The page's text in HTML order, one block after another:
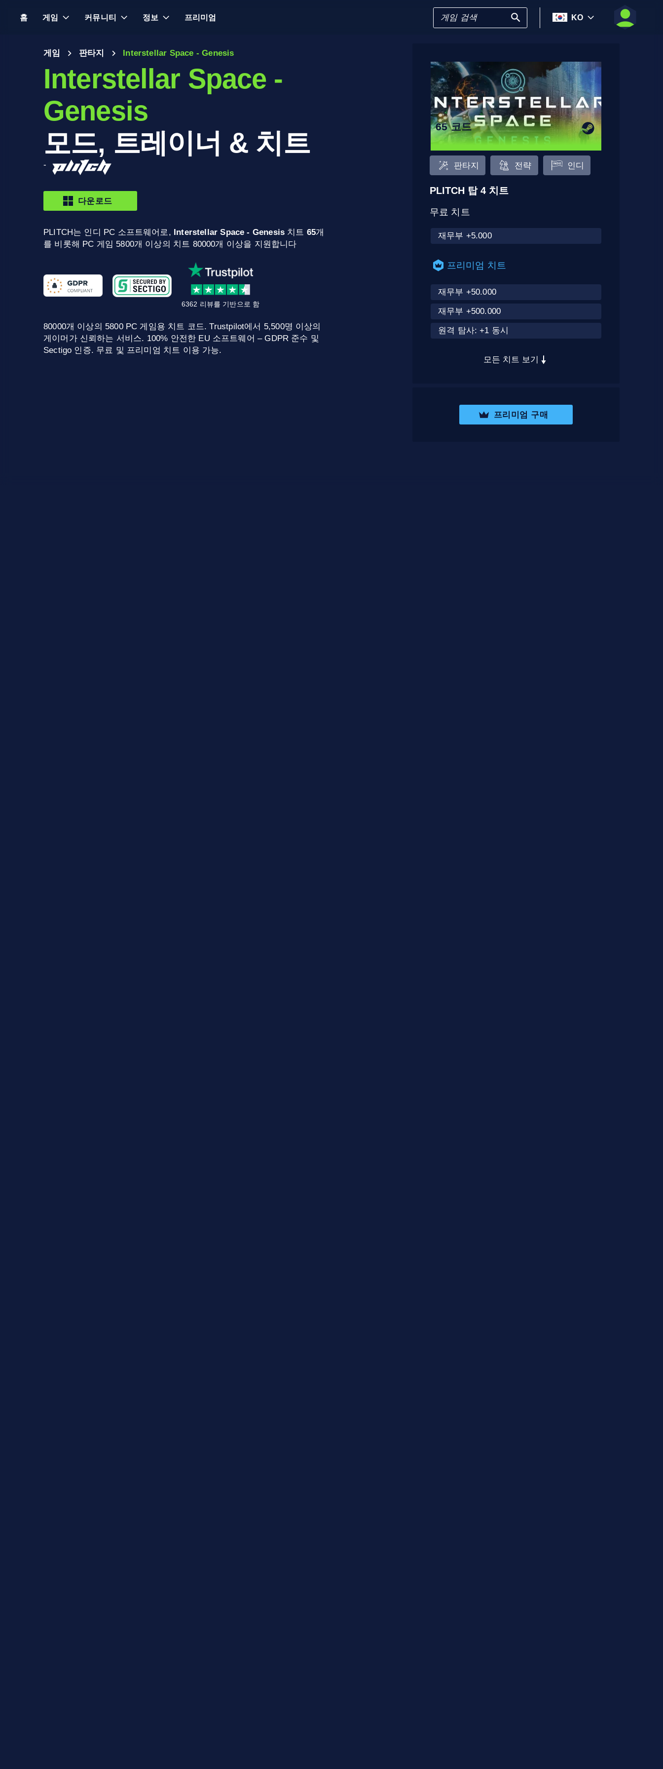
홈 게임 커뮤니티 정보 프리미엄 KO
게임 판타지 Interstellar Space - Genesis
Interstellar Space -
Genesis
모드, 트레이너 & 치트
-
다운로드
PLITCH는 인디 PC 소프트웨어로, Interstellar Space - Genesis 치트 65개
를 비롯해 PC 게임 5800개 이상의 치트 80000개 이상을 지원합니다
6362 리뷰를 기반으로 함
80000개 이상의 5800 PC 게임용 치트 코드. Trustpilot에서 5,500명 이상의
게이머가 신뢰하는 서비스. 100% 안전한 EU 소프트웨어 – GDPR 준수 및
Sectigo 인증. 무료 및 프리미엄 치트 이용 가능.
65 코드
판타지 전략 인디
PLITCH 탑 4 치트
무료 치트
재무부 +5.000
프리미엄 치트
재무부 +50.000
재무부 +500.000
원격 탐사: +1 동시
모든 치트 보기
프리미엄 구매